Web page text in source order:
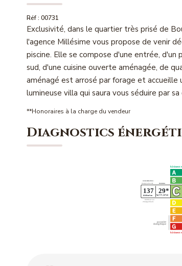
Réf : 00731
Exclusivité, dans le quartier très prisé de
l'agence Millésime vous propose de venir
piscine. Elle se compose d'une entrée,
sud, d'une cuisine ouverte aménagée, de
aménagé est arrosé par forage et
lumineuse villa qui saura vous séduire par
**Honoraires à la charge du vendeur
Diagnostics